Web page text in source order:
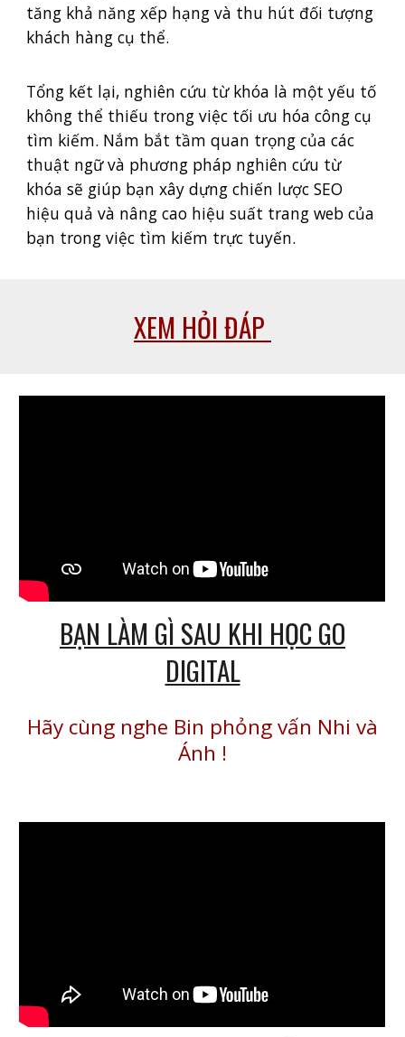
tăng khả năng xếp hạng và thu hút đối tượng
khách hàng cụ thể.
Tổng kết lại, nghiên cứu từ khóa là một yếu tố
không thể thiếu trong việc tối ưu hóa công cụ
tìm kiếm. Nắm bắt tầm quan trọng của các
thuật ngữ và phương pháp nghiên cứu từ
khóa sẽ giúp bạn xây dựng chiến lược SEO
hiệu quả và nâng cao hiệu suất trang web của
bạn trong việc tìm kiếm trực tuyến.
XEM HỎI ĐÁP
BẠN LÀM GÌ SAU KHI HỌC GO
DIGITAL
Hãy cùng nghe Bin phỏng vấn Nhi và
Ánh !